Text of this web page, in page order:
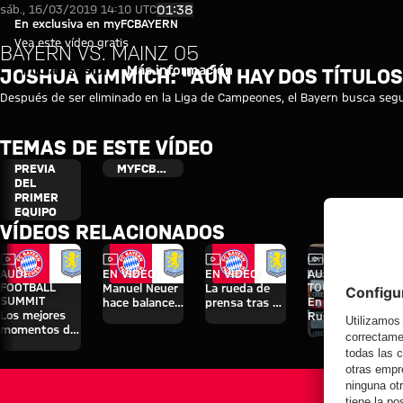
Joshua Kimmich: "Aún hay
Reproducir vídeo
En exclusiva en myFCBAYERN
Vea este vídeo gratis
Iniciar sesión Más información
sáb., 16/03/2019 14:10 UTC01:38
BAYERN VS. MAINZ 05
JOSHUA KIMMICH: "AÚN HAY DOS
Después de ser eliminado en la Liga de Campeones, el Bayern busca
TEMAS DE ESTE VÍDEO
PREVIA
DEL
PRIMER
EQUIPO
MYFCBAYERN
VÍDEOS RELACIONADOS
Vídeo
AUDI
FOOTBALL
SUMMIT
Los mejores
momentos del
Vídeo
EN VÍDEO
Manuel Neuer
hace balance
Vídeo
EN VÍDEO
La rueda de
prensa tras el
VídeoEntrevista
AUDI SUMMER
TOUR
En diferido:
Rueda de
prensa con
Hainer, Eberl y